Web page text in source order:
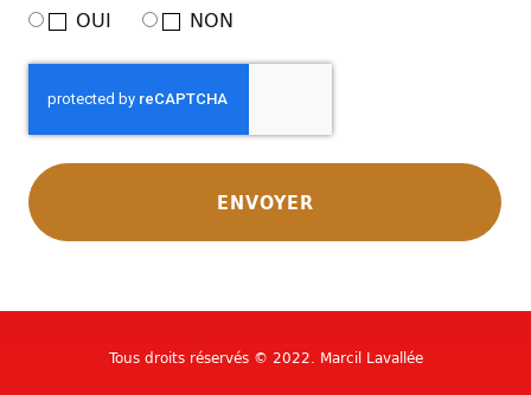
OUI NON
ENVOYER
Tous droits réservés © 2022. Marcil Lavallée